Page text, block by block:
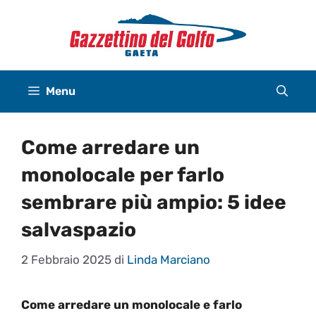
Menu
Come arredare un
monolocale per farlo
sembrare più ampio: 5 idee
salvaspazio
2 Febbraio 2025 di Linda Marciano
Come arredare un monolocale e farlo